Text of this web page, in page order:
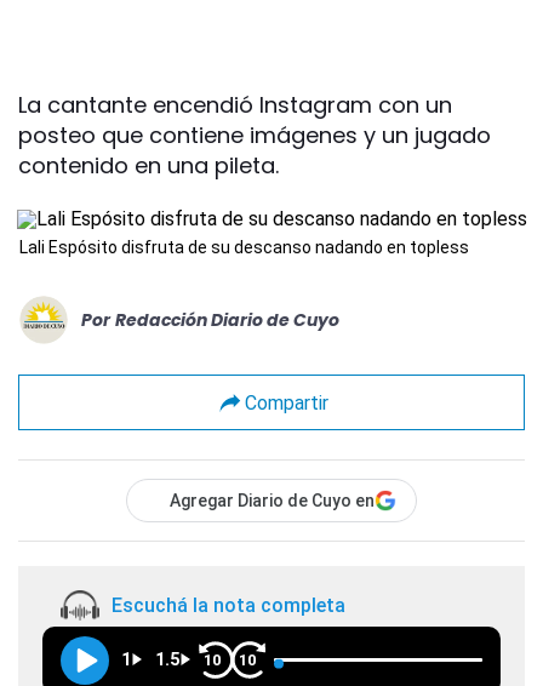
La cantante encendió Instagram con un
posteo que contiene imágenes y un jugado
contenido en una pileta.
Lali Espósito disfruta de su descanso nadando en topless
Por Redacción Diario de Cuyo
Compartir
Agregar Diario de Cuyo en
Escuchá la nota completa
1 1.5 10 10